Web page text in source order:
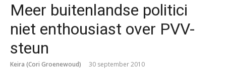
Meer buitenlandse politici
niet enthousiast over PVV-
steun
Keira (Cori Groenewoud) 30 september 2010